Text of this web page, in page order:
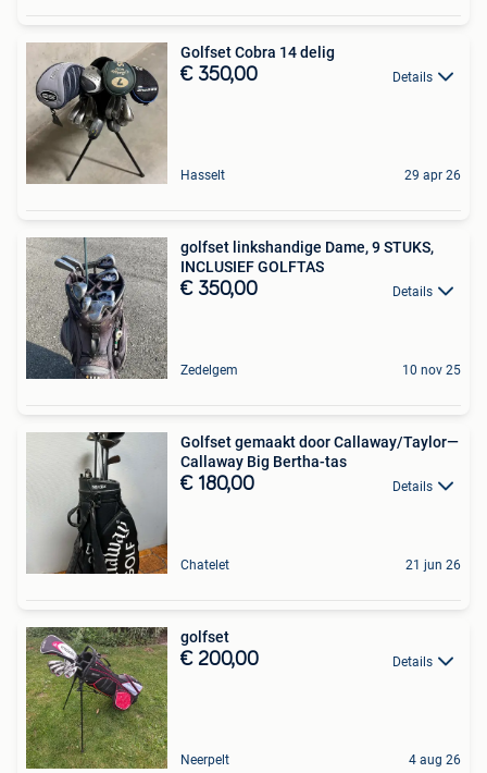
Golfset Cobra 14 delig
€ 350,00 Details
Hasselt 29 apr 26
golfset linkshandige Dame, 9 STUKS,
INCLUSIEF GOLFTAS
€ 350,00 Details
Zedelgem 10 nov 25
Golfset gemaakt door Callaway/Taylor—
Callaway Big Bertha-tas
€ 180,00 Details
Chatelet 21 jun 26
golfset
€ 200,00 Details
Neerpelt 4 aug 26